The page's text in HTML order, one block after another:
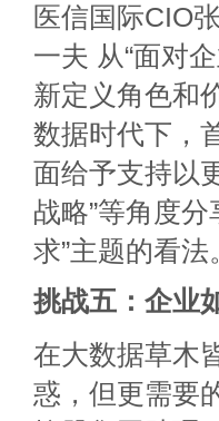
医信国际CIO
一夫 从“面对
新定义角色和
数据时代下，
面给予支持以
战略”等角度
求”主题的看法
挑战五：企业
在大数据草木
惑，但更需要